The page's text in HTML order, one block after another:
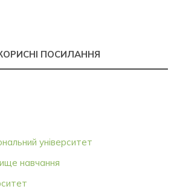
ПОСИЛАННЯ
університет
навчання